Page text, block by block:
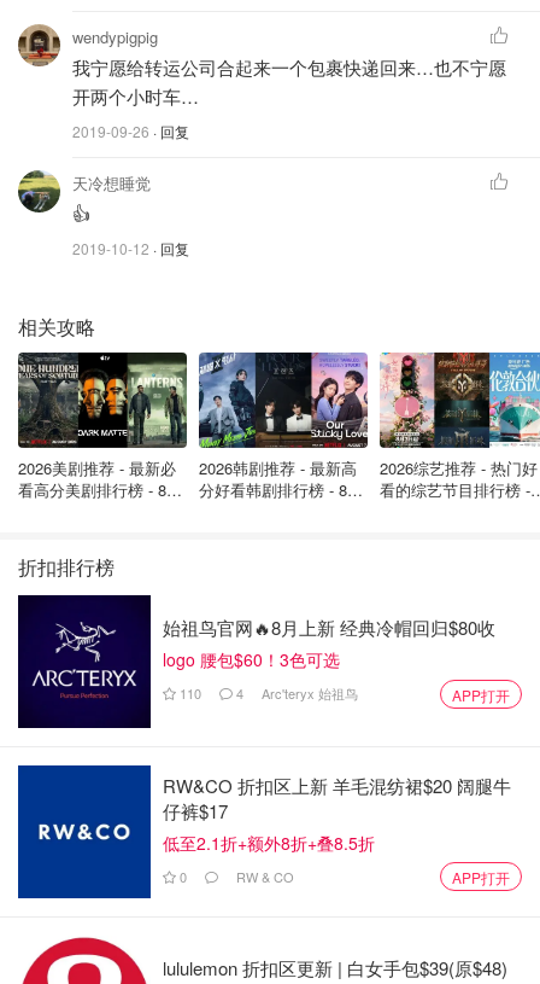
顿的 UPS Store 即可注册。可以通过单击下面的“开始”按钮
访问该网站进行注册。注册后，你将收到会员编号和新的送
货地址。
第 2 步：收到会员编号和地址后，可以从选择的任何零售商
处订购。请记住，会员编号必须作为地址的一部分出现，否
则将不会收到送货通知。
第 3 步：一旦物品到达，将通过短信或电子邮件联系。你还
时间内随时领取包裹。领取包裹需要身份证。身份证件上的
姓名必须与包裹上的姓名一致，才能放行物品。
包裹受理费：
3 磅或以下的包裹 $5.00
包裹 3 磅至 70 磅 $10.00
裹必须在 30 天内取走，否则除了收取的收货费外，还将收
取每天 1.00 美元/件的仓储费。
货运和超大件交付。运费为每件物品/托盘 30.00 美元，如
果物品在到达后 3 天内未被取走，则另加每天 5.00 美元的
3、The UPS Store #0861 - Buffalo, NY
地址：266 Elmwood Ave., Buffalo, NY, 14222
(716) 885-5902
至下午5点
wendypigpig
我宁愿给转运公司合起来一个包裹快递回来…也不宁愿
开两个小时车…
2019-09-26 · 回复
天冷想睡觉
👍
2019-10-12 · 回复
相关攻略
2026美剧推荐 - 最新必
看高分美剧排行榜 - 8月
2026韩剧推荐 - 最新高
分好看韩剧排行榜 - 8月
2026综艺推荐 - 热门好
看的综艺节目排行榜 -
折扣排行榜
始祖鸟官网🔥8月上新 经典冷帽回归$80收
logo 腰包$60！3色可选
110 4 Arc'teryx 始祖鸟 APP打开
RW&CO 折扣区上新 羊毛混纺裙$20 阔腿牛
仔裤$17
低至2.1折+额外8折+叠8.5折
0 RW & CO APP打开
lululemon 折扣区更新 | 白女手包$39(原$48)